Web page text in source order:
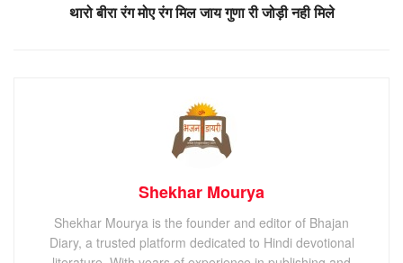
थारो बीरा रंग मोए रंग मिल जाय गुणा री जोड़ी नही मिले
Shekhar Mourya
Shekhar Mourya is the founder and editor of Bhajan
Diary, a trusted platform dedicated to Hindi devotional